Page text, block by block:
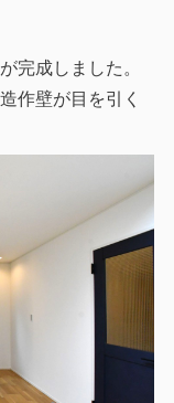
完成しました。
作壁が目を引く